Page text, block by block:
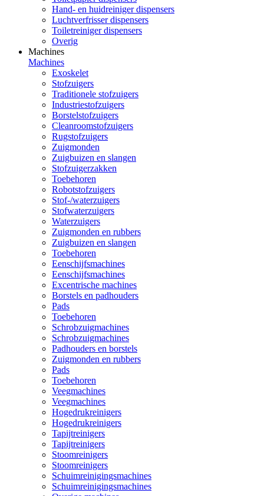
Hand- en huidreiniger dispensers
Luchtverfrisser dispensers
Toiletreiniger dispensers
Overig
Machines
Machines
Exoskelet
Stofzuigers
Traditionele stofzuigers
Industriestofzuigers
Borstelstofzuigers
Cleanroomstofzuigers
Rugstofzuigers
Zuigmonden
Zuigbuizen en slangen
Stofzuigerzakken
Toebehoren
Robotstofzuigers
Stof-/waterzuigers
Stofwaterzuigers
Waterzuigers
Zuigmonden en rubbers
Zuigbuizen en slangen
Toebehoren
Eenschijfsmachines
Eenschijfsmachines
Excentrische machines
Borstels en padhouders
Pads
Toebehoren
Schrobzuigmachines
Schrobzuigmachines
Padhouders en borstels
Zuigmonden en rubbers
Pads
Toebehoren
Veegmachines
Veegmachines
Hogedrukreinigers
Hogedrukreinigers
Tapijtreinigers
Tapijtreinigers
Stoomreinigers
Stoomreinigers
Schuimreinigingsmachines
Schuimreinigingsmachines